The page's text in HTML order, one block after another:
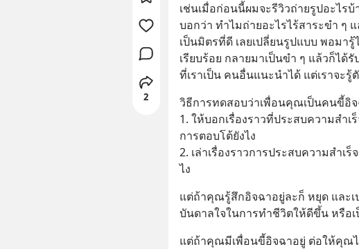
เช่นเมื่อก่อนนี้ผมจะรีวิวถ่ายรูปอะไร
บอกว่า ทำไมถ่ายอะไรไร้สาระขำ ๆ
เป็นมิตรที่ดี เลยเปลี่ยนรูปแบบ พอมา
เรียบร้อย กลายมาเป็นขำ ๆ แล้วก็ได้
ที่เราเป็น คนอื่นแนะนำได้ แต่เราจะรู้
วิธีการทดสอบว่าเพื่อนคุณเป็นคนขี้อิ
1. ให้บอกเรื่องราวที่ประสบความสำ
การตอบโต้ยังไง
2. เล่าเรื่องราวการประสบความสำเ
ไง
แต่ถ้าคุณรู้สึกอิจฉาอยู่ละก็ หยุด และเ
บันดาลใจในการทำชีวิตให้ดีขึ้น หรือ
แต่ถ้าคุณมีเพื่อนขี้อิจฉาอยู่ ต่อให้คุณไ
2